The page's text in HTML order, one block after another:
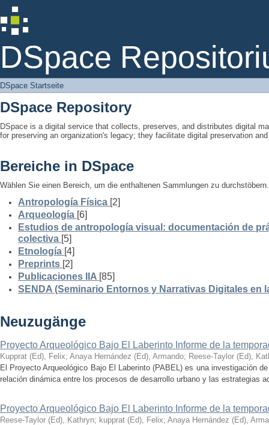
DSpace
DSpace Startseite
DSpace Startseite
DSpace Repository
DSpace is a digital service that collects, preserves, and distributes digital
for preserving an organization's legacy; they facilitate digital preservation
Bereiche in DSpace
Wählen Sie einen Bereich, um die enthaltenen Sammlungen zu durchstöbern.
Antropología Física [2]
Arqueología [6]
Estudios de antropología visual: documentación de
colectiva [5]
Etnología [4]
Preprints [2]
Publicaciones IIA [85]
SENDA (Seminario Entornos y Narrativas Digitales en
Neuzugänge
Proyecto Arqueológico Bajo El Laberinto Informe de la
Kupprat (Ed), Felix; Anaya Hernández (Ed), Armando; Reese-Taylor (Ed),
El Proyecto Arqueológico Bajo El Laberinto (PABEL) es una investigación
relación dinámica entre los procesos de desarrollo urbano y las estrategias
Proyecto Arqueológico Bajo El Laberinto Informe de la
Reese-Taylor (Ed), Kathryn; kupprat (Ed), Felix; Anaya Hernández (Ed),